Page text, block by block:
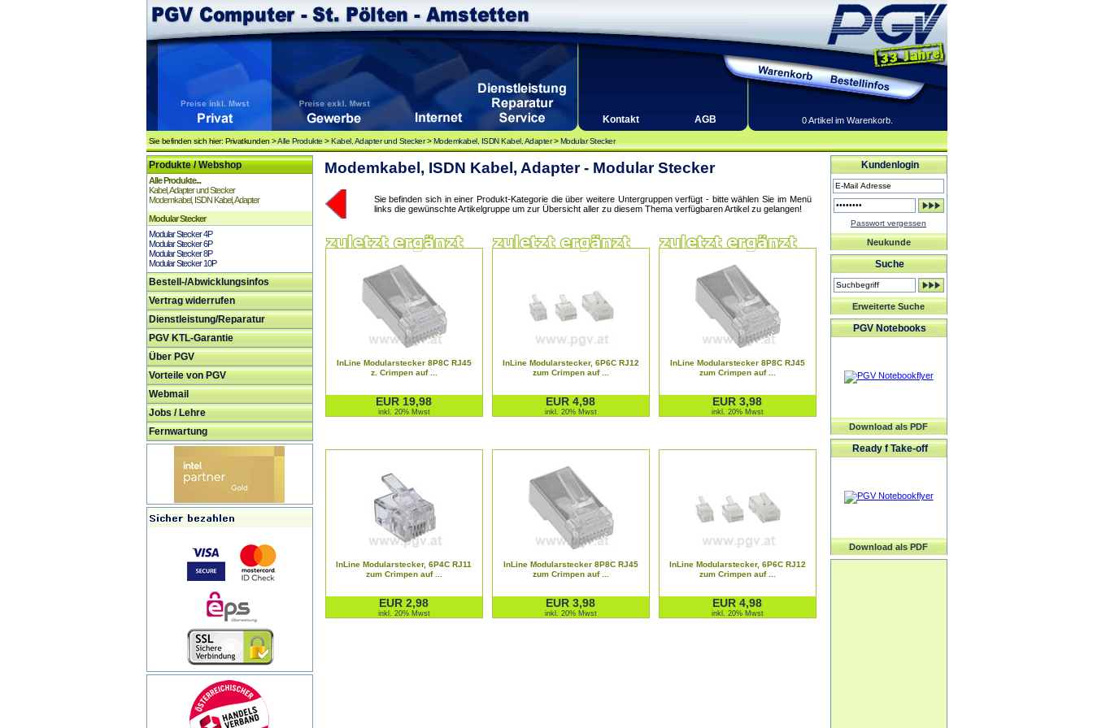
Kontakt AGB 0 Artikel im Warenkorb.
Sie befinden sich hier: Privatkunden >Alle Produkte >Kabel, Adapter und Stecker>Modemkabel, ISDN Kabel, Adapter>Modular Stecker
Produkte / Webshop
Alle Produkte...
Kabel, Adapter und Stecker
Modemkabel, ISDN Kabel, Adapter
Modular Stecker
Modular Stecker 4P
Modular Stecker 6P
Modular Stecker 8P
Modular Stecker 10P
Bestell-/Abwicklungsinfos
Vertrag widerrufen
Dienstleistung/Reparatur
PGV KTL-Garantie
Über PGV
Vorteile von PGV
Webmail
Jobs / Lehre
Fernwartung
Modemkabel, ISDN Kabel, Adapter - Modular Stecker
Sie befinden sich in einer Produkt-Kategorie die über weitere Untergruppen verfügt - bitte wählen Sie im Menü
links die gewünschte Artikelgruppe um zur Übersicht aller zu diesem Thema verfügbaren Artikel zu gelangen!
InLine Modularstecker 8P8C RJ45
z. Crimpen auf ...
EUR 19,98
inkl. 20% Mwst
InLine Modularstecker, 6P6C RJ12
zum Crimpen auf ...
EUR 4,98
inkl. 20% Mwst
InLine Modularstecker 8P8C RJ45
zum Crimpen auf ...
EUR 3,98
inkl. 20% Mwst
InLine Modularstecker, 6P4C RJ11
zum Crimpen auf ...
EUR 2,98
inkl. 20% Mwst
InLine Modularstecker 8P8C RJ45
zum Crimpen auf ...
EUR 3,98
inkl. 20% Mwst
InLine Modularstecker, 6P6C RJ12
zum Crimpen auf ...
EUR 4,98
inkl. 20% Mwst
Kundenlogin
Passwort vergessen
Neukunde
Suche
Erweiterte Suche
PGV Notebooks
Download als PDF
Ready f Take-off
Download als PDF